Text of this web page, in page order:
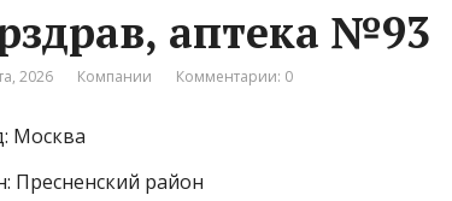
аптека №93
2026 Компании Комментарии: 0
Москва
Пресненский район